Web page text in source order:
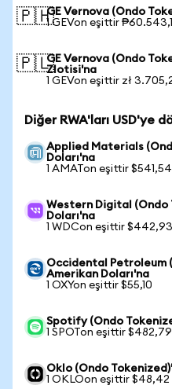
🇵🇭GE Vernova (Ondo
1 GEVon eşittir
🇵🇱GE Vernova (Ondo
Zlotisi'na
1 GEVon eşittir zł
Diğer RWA'ları USD'ye
Applied Materials
Doları'na
1 AMATon eşittir $541,54
Western Digital (Ondo
Doları'na
1 WDCon eşittir $442,93
Occidental Petroleum
Amerikan Doları'na
1 OXYon eşittir $55,10
Spotify (Ondo
1 SPOTon eşittir $482,79
Oklo (Ondo
1 OKLOon eşittir $48,42